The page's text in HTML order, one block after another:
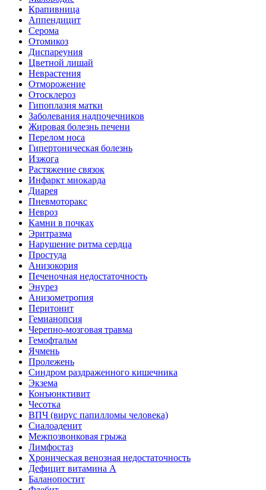
Крапивница
Аппендицит
Серома
Отомикоз
Диспареуния
Цветной лишай
Неврастения
Отморожение
Отосклероз
Гипоплазия матки
Заболевания надпочечников
Жировая болезнь печени
Перелом носа
Гипертоническая болезнь
Изжога
Растяжение связок
Инфаркт миокарда
Диарея
Пневмоторакс
Невроз
Камни в почках
Эритразма
Нарушение ритма сердца
Простуда
Анизокория
Печеночная недостаточность
Энурез
Анизометропия
Перитонит
Гемианопсия
Черепно-мозговая травма
Гемофтальм
Ячмень
Пролежень
Синдром раздраженного кишечника
Экзема
Конъюнктивит
Чесотка
ВПЧ (вирус папилломы человека)
Сиалоаденит
Межпозвонковая грыжа
Лимфостаз
Хроническая венозная недостаточность
Дефицит витамина А
Баланопостит